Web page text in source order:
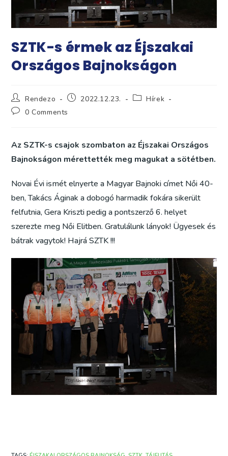
SZTK-s érmek az Éjszakai
Országos Bajnokságon
Post
author:
Rendezo
Post2022.12.23.
PostHírek
Post0 Comments
Az SZTK-s csajok szombaton az Éjszakai Országos
Bajnokságon mérettették meg magukat a sötétben.
Novai Évi ismét elnyerte a Magyar Bajnoki címet Női 40-
ben, Takács Áginak a dobogó harmadik fokára sikerült
felfutnia, Gera Kriszti pedig a pontszerző 6. helyet
szerezte meg Női Elitben. Gratulálunk lányok! Ügyesek és
bátrak vagytok! Hajrá SZTK !!!